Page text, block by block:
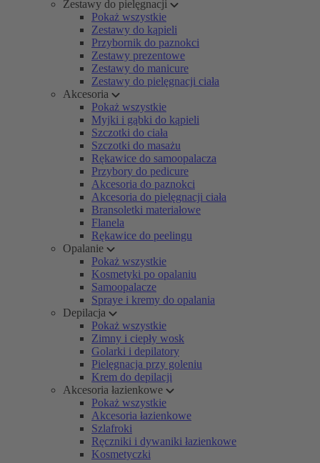
Zestawy do pielęgnacji
Pokaż wszystkie
Zestawy do kąpieli
Przybornik do paznokci
Zestawy prezentowe
Zestawy do manicure
Zestawy do pielęgnacji ciała
Akcesoria
Pokaż wszystkie
Myjki i gąbki do kąpieli
Szczotki do ciała
Szczotki do masażu
Rękawice do samoopalacza
Przybory do pedicure
Akcesoria do paznokci
Akcesoria do pielęgnacji ciała
Bransoletki materiałowe
Flanela
Rękawice do peelingu
Opalanie
Pokaż wszystkie
Kosmetyki po opalaniu
Samoopalacze
Spraye i kremy do opalania
Depilacja
Pokaż wszystkie
Zimny i ciepły wosk
Golarki i depilatory
Pielęgnacja przy goleniu
Krem do depilacji
Akcesoria łazienkowe
Pokaż wszystkie
Akcesoria łazienkowe
Szlafroki
Ręczniki i dywaniki łazienkowe
Kosmetyczki